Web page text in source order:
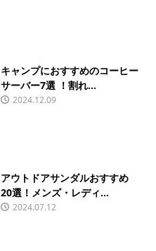
キャンプにおすすめのコーヒー
サーバー7選 ！割れ...
2024.12.09
アウトドアサンダルおすすめ
20選！メンズ・レディ...
2024.07.12